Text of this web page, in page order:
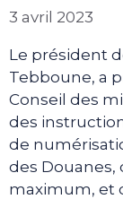
3 avril 2023
Le président
Tebboune, a
Conseil des
des
de
des Douanes,
maximum, et